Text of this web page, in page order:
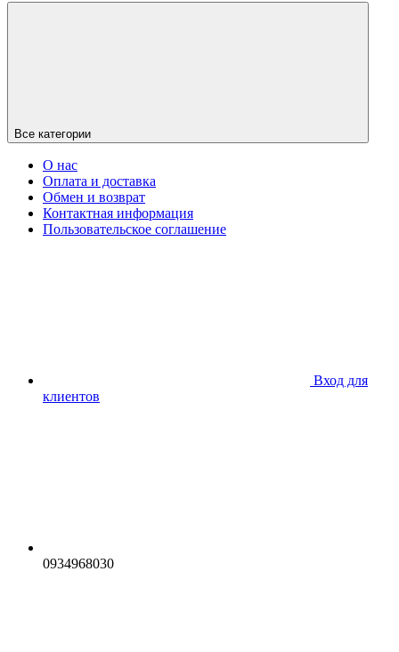
Все категории
О нас
Оплата и доставка
Обмен и возврат
Контактная информация
Пользовательское соглашение
Вход для
клиентов
0934968030